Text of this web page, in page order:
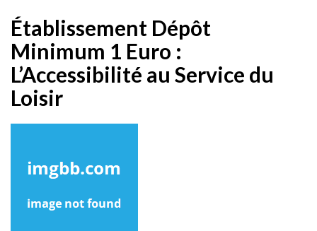
Établissement Dépôt
Minimum 1 Euro :
L’Accessibilité au Service du
Loisir